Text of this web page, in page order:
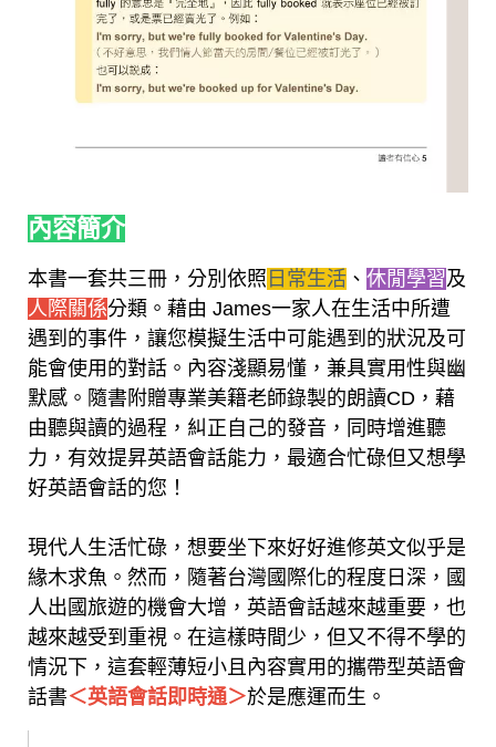
內容簡介
本書一套共三冊，分別依照 日常生活 、 休閒學習及
人際關係分類。藉由 James一家人在生活中所遭
遇到的事件，讓您模擬生活中可能遇到的狀況及可
能會使用的對話。內容淺顯易懂，兼具實用性與幽
默感。隨書附贈專業美籍老師錄製的朗讀CD，藉
由聽與讀的過程，糾正自己的發音，同時增進聽
力，有效提昇英語會話能力，最適合忙碌但又想學
好英語會話的您！
現代人生活忙碌，想要坐下來好好進修英文似乎是
緣木求魚。然而，隨著台灣國際化的程度日深，國
人出國旅遊的機會大增，英語會話越來越重要，也
越來越受到重視。在這樣時間少，但又不得不學的
情況下，這套輕薄短小且內容實用的攜帶型英語會
話書＜英語會話即時通＞於是應運而生。